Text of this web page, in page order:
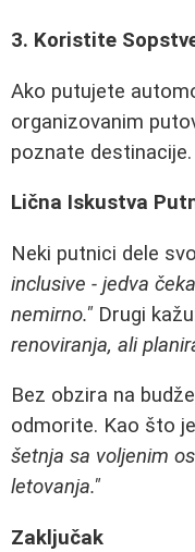
3. Koristite
Ako putujete
organizovanim
poznate destinacije.
Lična Iskustva
Neki putnici dele
inclusive - jedva
nemirno." Drugi
renoviranja, ali
Bez obzira na
odmorite. Kao što
šetnja sa voljenim
letovanja."
Zaključak